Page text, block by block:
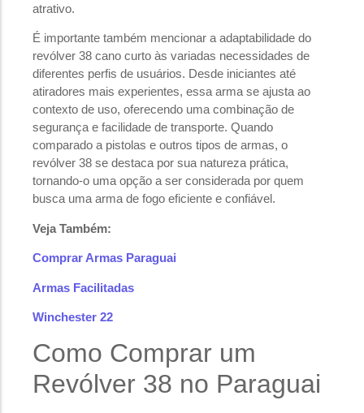
atrativo.
É importante também mencionar a adaptabilidade do
revólver 38 cano curto às variadas necessidades de
diferentes perfis de usuários. Desde iniciantes até
atiradores mais experientes, essa arma se ajusta ao
contexto de uso, oferecendo uma combinação de
segurança e facilidade de transporte. Quando
comparado a pistolas e outros tipos de armas, o
revólver 38 se destaca por sua natureza prática,
tornando-o uma opção a ser considerada por quem
busca uma arma de fogo eficiente e confiável.
Veja Também:
Comprar Armas Paraguai
Armas Facilitadas
Winchester 22
Como Comprar um
Revólver 38 no Paraguai